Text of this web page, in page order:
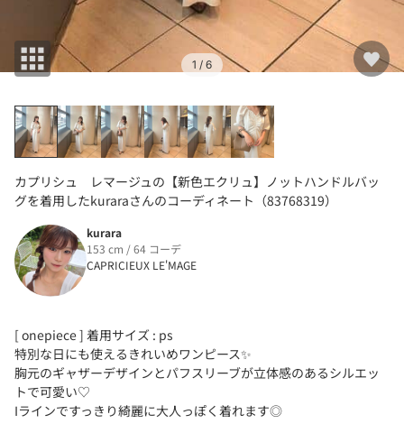
1 / 6
カプリシュ レマージュの【新色エクリュ】ノットハンドルバッ
グを着用したkuraraさんのコーディネート（83768319）
kurara
153 cm / 64 コーデ
CAPRICIEUX LE'MAGE
[ onepiece ] 着用サイズ : ps
特別な日にも使えるきれいめワンピース✨
胸元のギャザーデザインとパフスリーブが立体感のあるシルエッ
トで可愛い♡
Iラインですっきり綺麗に大人っぽく着れます◎